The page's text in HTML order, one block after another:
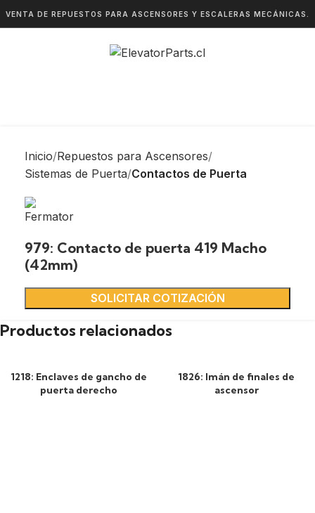
VENTA DE REPUESTOS PARA ASCENSORES Y ESCALERAS MECÁNICAS.
Inicio Repuestos para Ascensores
Sistemas de Puerta Contactos de Puerta
979: Contacto de puerta 419 Macho
(42mm)
SOLICITAR COTIZACIÓN
Productos relacionados
1218: Enclaves de gancho de
puerta derecho
1826: Imán de finales de
ascensor